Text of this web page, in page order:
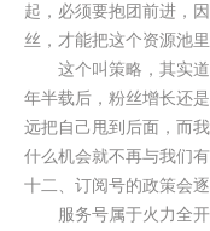
起，必须要抱团前进，
丝，才能把这个资源池
这个叫策略，其实道
年半载后，粉丝增长还
远把自己甩到后面，而
什么机会就不再与我们有
十二、订阅号的政策会
服务号属于火力全开